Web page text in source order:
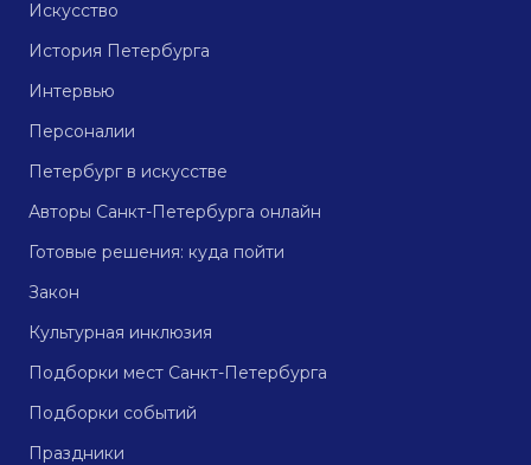
Искусство
История Петербурга
Интервью
Персоналии
Петербург в искусстве
Авторы Санкт-Петербурга онлайн
Готовые решения: куда пойти
Закон
Культурная инклюзия
Подборки мест Санкт-Петербурга
Подборки событий
Праздники